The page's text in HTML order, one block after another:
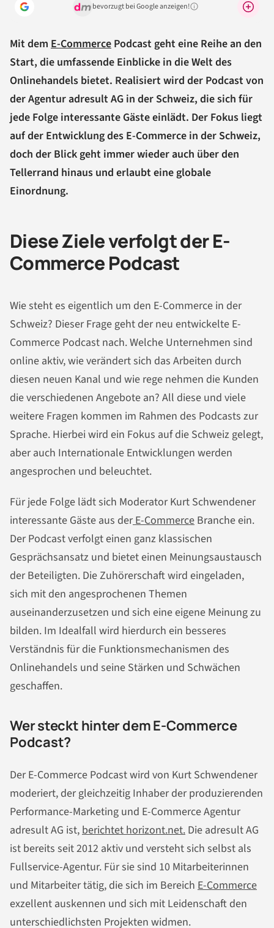
bevorzugt bei Google anzeigen!Warum lohnt sich das?
Mit dem E-Commerce Podcast geht eine Reihe an den
Start, die umfassende Einblicke in die Welt des
Onlinehandels bietet. Realisiert wird der Podcast von
der Agentur adresult AG in der Schweiz, die sich für
jede Folge interessante Gäste einlädt. Der Fokus liegt
auf der Entwicklung des E-Commerce in der Schweiz,
doch der Blick geht immer wieder auch über den
Tellerrand hinaus und erlaubt eine globale
Einordnung.
Diese Ziele verfolgt der E-
Commerce Podcast
Wie steht es eigentlich um den E-Commerce in der
Schweiz? Dieser Frage geht der neu entwickelte E-
Commerce Podcast nach. Welche Unternehmen sind
online aktiv, wie verändert sich das Arbeiten durch
diesen neuen Kanal und wie rege nehmen die Kunden
die verschiedenen Angebote an? All diese und viele
weitere Fragen kommen im Rahmen des Podcasts zur
Sprache. Hierbei wird ein Fokus auf die Schweiz gelegt,
aber auch Internationale Entwicklungen werden
angesprochen und beleuchtet.
Für jede Folge lädt sich Moderator Kurt Schwendener
interessante Gäste aus derE-Commerce Branche ein.
Der Podcast verfolgt einen ganz klassischen
Gesprächsansatz und bietet einen Meinungsaustausch
der Beteiligten. Die Zuhörerschaft wird eingeladen,
sich mit den angesprochenen Themen
auseinanderzusetzen und sich eine eigene Meinung zu
bilden. Im Idealfall wird hierdurch ein besseres
Verständnis für die Funktionsmechanismen des
Onlinehandels und seine Stärken und Schwächen
geschaffen.
Wer steckt hinter dem E-Commerce
Podcast?
Der E-Commerce Podcast wird von Kurt Schwendener
moderiert, der gleichzeitig Inhaber der produzierenden
Performance-Marketing und E-Commerce Agentur
adresult AG ist,berichtet horizont.net. Die adresult AG
ist bereits seit 2012 aktiv und versteht sich selbst als
Fullservice-Agentur. Für sie sind 10 Mitarbeiterinnen
und Mitarbeiter tätig, die sich im Bereich E-Commerce
exzellent auskennen und sich mit Leidenschaft den
unterschiedlichsten Projekten widmen.